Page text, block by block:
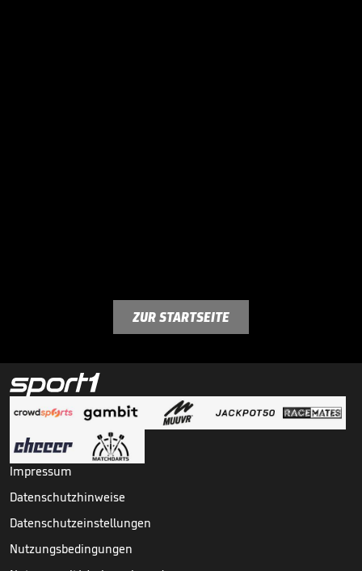
ZUR STARTSEITE
Impressum
Datenschutzhinweise
Datenschutzeinstellungen
Nutzungsbedingungen